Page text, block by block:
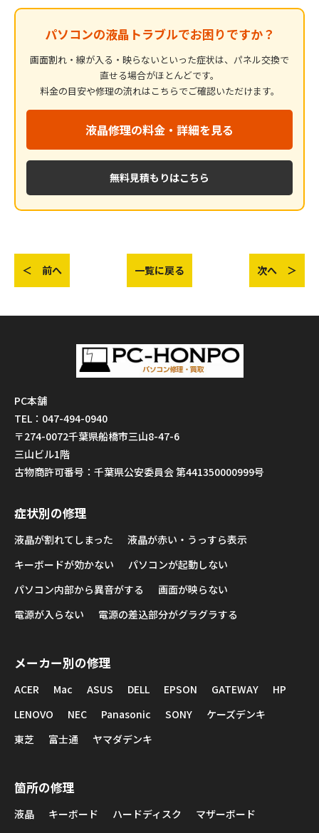
パソコンの液晶トラブルでお困りですか？
画面割れ・線が入る・映らないといった症状は、パネル交換で
直せる場合がほとんどです。
料金の目安や修理の流れはこちらでご確認いただけます。
液晶修理の料金・詳細を見る
無料見積もりはこちら
＜ 前へ 一覧に戻る 次へ ＞
PC本舗
TEL：047-494-0940
〒274-0072千葉県船橋市三山8-47-6
三山ビル1階
古物商許可番号：千葉県公安委員会 第441350000999号
症状別の修理
液晶が割れてしまった
液晶が赤い・うっすら表示
キーボードが効かない
パソコンが起動しない
パソコン内部から異音がする
画面が映らない
電源が入らない
電源の差込部分がグラグラする
メーカー別の修理
ACER Mac ASUS DELL EPSON GATEWAY
HP
LENOVO
NEC Panasonic SONY
ケーズデンキ
東芝
富士通 ヤマダデンキ
箇所の修理
液晶 キーボード ハードディスク
マザーボード